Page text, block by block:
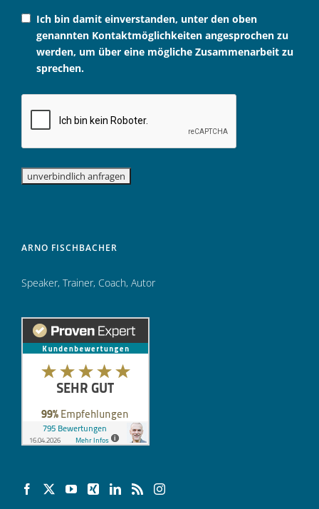
Ich bin damit einverstanden, unter den oben
genannten Kontaktmöglichkeiten angesprochen zu
werden, um über eine mögliche Zusammenarbeit zu
sprechen.
ARNO FISCHBACHER
Speaker, Trainer, Coach, Autor